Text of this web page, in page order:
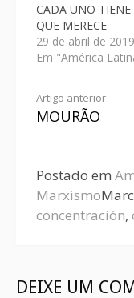
CADA UNO TIENE
QUE MERECE
29 de abril de 2019
Em "América
Artigo anterior
MOURÃO
Postado em
Marxismo
concentración,
DEIXE UM